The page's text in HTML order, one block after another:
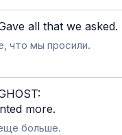
all that we asked.
что мы просили.
more.
больше.